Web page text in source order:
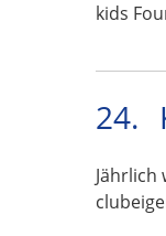
kids
24.